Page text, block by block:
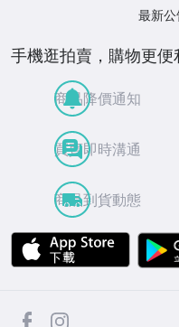
最新
手機逛拍賣，購物更便
商品降價通知
買賣即時溝通
商品到貨動態
APP
facebook